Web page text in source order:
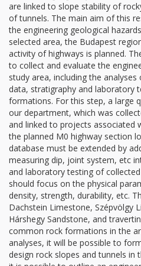
are linked to slope stability of
of tunnels. The main aim of this
the engineering geological
selected area, the Budapest
activity of highways is planned.
to collect and evaluate the
study area, including the
data, stratigraphy and laboratory
formations. For this step, a large
our department, which was
and linked to projects associated
the planned M0 highway section
database must be extended by
measuring dip, joint system, etc
and laboratory testing of
should focus on the physical
density, strength, durability, etc.
Dachstein Limestone, Szépvölgy
Hárshegy Sandstone, and
common rock formations in the
analyses, it will be possible to
design rock slopes and tunnels in